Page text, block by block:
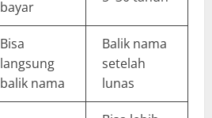
bayar
Bisa
langsung
balik nama
Balik nama
setelah
lunas